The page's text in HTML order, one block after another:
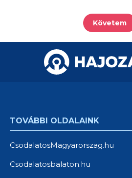
Követem
TOVÁBBI OLDALAINK
CsodalatosMagyarorszag.hu
Csodalatosbalaton.hu